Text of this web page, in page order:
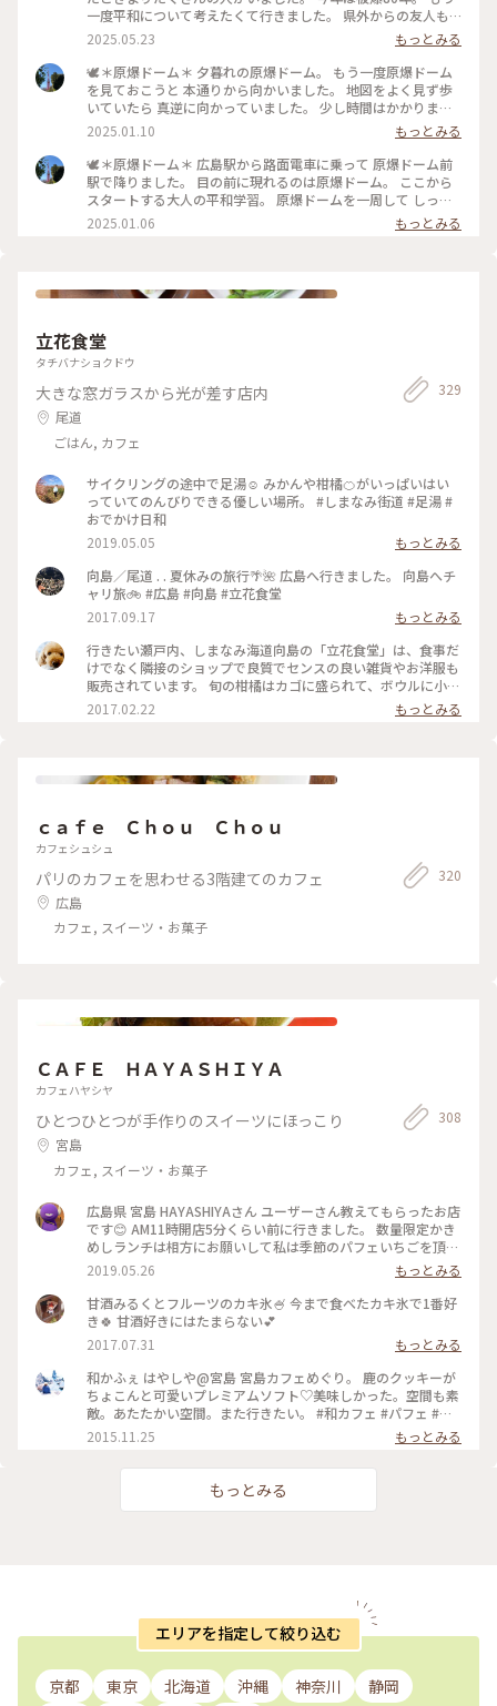
一度平和について考えたくて行きました。 県外からの友人も
付き合ってくれて 2人で平和学習に出掛けました。 近くのバラ
がすごく綺麗に咲いていました。 #私のことりっぷ旅 #初夏の
広島旅2025 #日帰り旅 #ことりっぷ広島 #広島 #原爆ドーム #
続平和について考える旅
2025.05.23
もっとみる
🕊️＊原爆ドーム＊ 夕暮れの原爆ドーム。 もう一度原爆ドーム
を見ておこうと 本通りから向かいました。 地図をよく見ず歩
いていたら 真逆に向かっていました。 少し時間はかかりまし
たが なんとか真っ暗になる前に到着しました。 一日いろんな
場所で学んだ後に見る原爆ドーム。 うまく言葉では表せませ
んが 悲しさや苦しさや人々の痛みすら全部抱えて そこに建っ
ている気がしました。 -------------------- ここからは私が平和
学習で思ったことを。 今回、起きた事実はいろいろ目にしま
したが なんのために戦争をしたのか なんで原爆を落としたの
かは 知る機会がありませんでした。 帰ってからたくさん調べ
ている人すら平和を願っていて だから願うだけでは平和な世
築くもの 平和学習から2週間考えてこの結論に至りました。 自
分の考えをしっかり持つこと 考えを相手に伝えること 相手の
考えを受け止めること これを繰り返してお互いを理解し合い
その輪を広げていくことで 平和が築いていけるのかなと思っ
2025.01.10
もっとみる
🕊️＊原爆ドーム＊ 広島駅から路面電車に乗って 原爆ドーム前
駅で降りました。 目の前に現れるのは原爆ドーム。 ここから
スタートする大人の平和学習。 原爆ドームを一周して しっか
り目に焼き付けました。 #私のことりっぷ旅 #冬の広島旅2024
#日帰り旅 #ひとり旅 #広島 #原爆ドーム #平和について考える
2025.01.06 もっとみる
立花食堂
タチバナショクドウ
大きな窓ガラスから光が差す店内
尾道
ごはん, カフェ
329
サイクリングの途中で足湯☺︎ みかんや柑橘🍊がいっぱいはい
っていてのんびりできる優しい場所。 #しまなみ街道 #足湯 #
おでかけ日和
2019.05.05
もっとみる
向島／尾道 . . 夏休みの旅行🌴🌺 広島へ行きました。 向島へチ
ャリ旅🚲 #広島 #向島 #立花食堂
2017.09.17
もっとみる
行きたい瀬戸内、しまなみ海道向島の「立花食堂」は、食事だ
けでなく隣接のショップで良質でセンスの良い雑貨やお洋服も
販売されています。 旬の柑橘はカゴに盛られて、ボウルに小銭
を入れ自分で袋にいれて持ち帰ります。 レモンの足湯（右下）
は上がテーブルになってるのでゆっくり読書やモバイルで旅程
憩されたり…ここには緩やかで穏やかな時間が流れてるようで
2017.02.22 もっとみる
ｃａｆｅ Ｃｈｏｕ Ｃｈｏｕ
カフェシュシュ
パリのカフェを思わせる3階建てのカフェ
広島
カフェ, スイーツ・お菓子
320
ＣＡＦＥ ＨＡＹＡＳＨＩＹＡ
カフェハヤシヤ
ひとつひとつが手作りのスイーツにほっこり
宮島
カフェ, スイーツ・お菓子
308
広島県 宮島 HAYASHIYAさん ユーザーさん教えてもらったお店
です😊 AM11時開店5分くらい前に行きました。 数量限定かき
めしランチは相方にお願いして私は季節のパフェいちごを頂き
ました🍓🍓🍓 食べるのがもったいないくらい可愛いかったで
す😍🎶気温も30度越えだったのでレモンスカッシュも頂きま
した(笑) 炭酸が得意ではない私にも飲みやすい優しい炭酸でし
た🍋🥤 店内には鹿の模様のマスキングテープなどお土産も販
売してありました🦌 #広島#宮島#カフェ#HAYASHIYA#週末旅#
ことりっぷ広島
2019.05.26
もっとみる
甘酒みるくとフルーツのカキ氷🍧 今まで食べたカキ氷で1番好
き🍀 甘酒好きにはたまらない💕
2017.07.31
もっとみる
和かふぇ はやしや@宮島 宮島カフェめぐり。 鹿のクッキーが
ちょこんと可愛いプレミアムソフト♡美味しかった。空間も素
敵。あたたかい空間。また行きたい。 #和カフェ #パフェ #広
島 #宮島 #カフェ
2015.11.25 もっとみる
もっとみる
エリアを指定して絞り込む
京都 東京 北海道 沖縄 神奈川
静岡